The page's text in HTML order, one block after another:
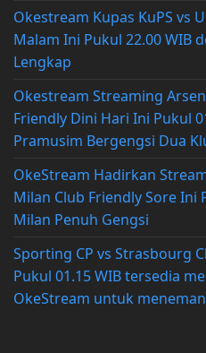
Okestream Kupas KuPS vs
Malam Ini Pukul 22.00 WIB
Lengkap
Okestream Streaming
Friendly Dini Hari Ini Pukul
Pramusim Bergengsi Dua
OkeStream Hadirkan
Milan Club Friendly Sore Ini
Milan Penuh Gengsi
Sporting CP vs Strasbourg
Pukul 01.15 WIB tersedia
OkeStream untuk